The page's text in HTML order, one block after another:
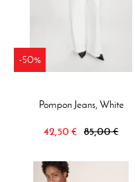
-50%
Pompon Jeans, White
42,50 € 85,00 €